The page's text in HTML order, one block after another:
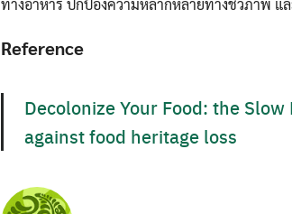
ทางอาหาร ปกป้องความหลากหลายทางชีวภาพ แ
Reference
Decolonize Your Food: the
against food heritage loss